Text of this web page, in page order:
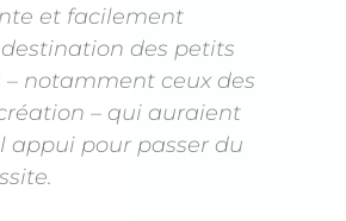
et facilement
des petits
notamment ceux des
– qui auraient
appui pour passer du